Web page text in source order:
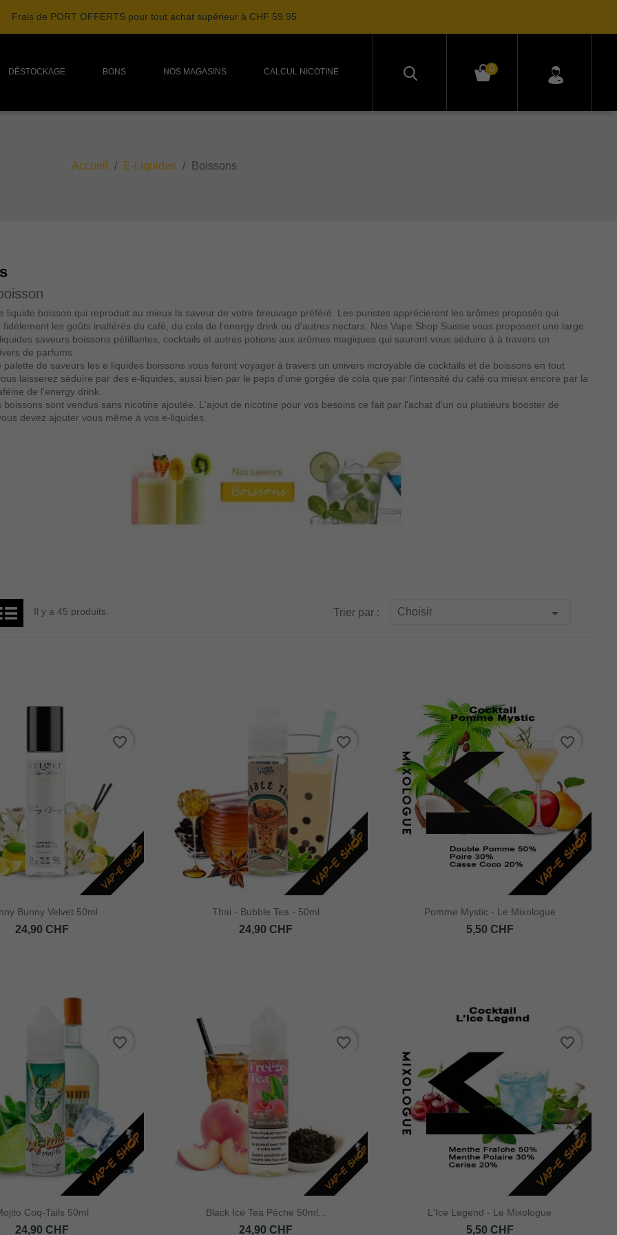
Frais de PORT OFFERTS pour tout achat supérieur à CHF 59.95
DÉSTOCKAGE BONS NOS MAGASINS CALCUL NICOTINE 0
Accueil E-Liquides Boissons
liquide boisson qui reproduit au mieux la saveur de votre breuvage préféré. Les puristes apprécieront les arômes proposés qui
les goûts inaltérés du café, du cola de l'energy drink ou d'autres nectars. Nos Vape Shop Suisse vous proposent une large
saveurs boissons pétillantes, cocktails et autres potions aux arômes magiques qui sauront vous séduire à à travers un
de parfums
palette de saveurs les e liquides boissons vous feront voyager à travers un univers incroyable de cocktails et de boissons en tout
laisserez séduire par des e-liquides, aussi bien par le peps d'une gorgée de cola que par l'intensité du café ou mieux encore par la
de l'energy drink.
boissons sont vendus sans nicotine ajoutée. L'ajout de nicotine pour vos besoins ce fait par l'achat d'un ou plusieurs booster de
devez ajouter vous même à vos e-liquides.
Il y a 45 produits. Trier par : Choisir 
Bunny Velvet 50ml
Prix
24,90 CHF
favorite_border
Thai - Bubble Tea - 50ml
Prix
24,90 CHF
favorite_border
Pomme Mystic - Le Mixologue
Prix
5,50 CHF
favorite_border
Coq-Tails 50ml
Prix
24,90 CHF
favorite_border
Black Ice Tea Pêche 50ml...
Prix
24,90 CHF
favorite_border
L'Ice Legend - Le Mixologue
Prix
5,50 CHF
favorite_border